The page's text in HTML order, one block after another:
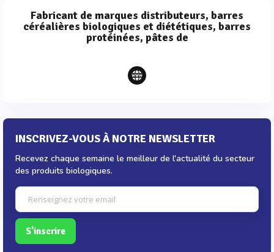
Fabricant de marques distributeurs, barres
céréalières biologiques et diététiques, barres
protéinées, pâtes de
INSCRIVEZ-VOUS À NOTRE NEWSLETTER
Recevez chaque semaine le meilleur de l'actualité du secteur
des produits biologiques.
S'inscrire